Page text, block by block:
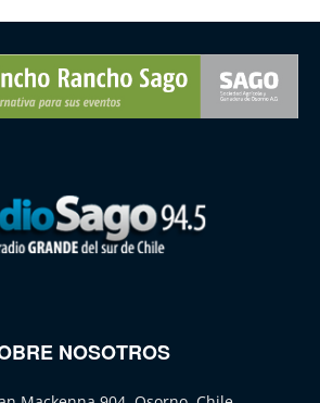
NOSOTROS